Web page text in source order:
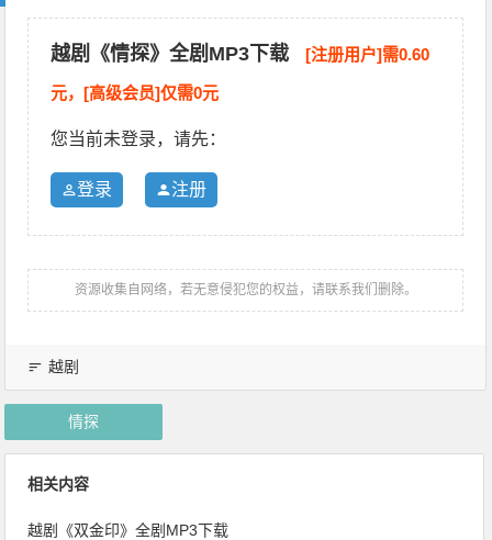
越剧《情探》全剧MP3下载 [注册用户]需0.60
元，[高级会员]仅需0元
您当前未登录，请先：
登录 注册
资源收集自网络，若无意侵犯您的权益，请联系我们删除。
越剧
情探
相关内容
越剧《双金印》全剧MP3下载